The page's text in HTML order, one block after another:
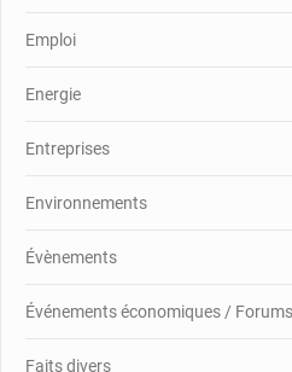
Emploi
Energie
Entreprises
Environnements
Évènements
Événements économiques /
Faits divers